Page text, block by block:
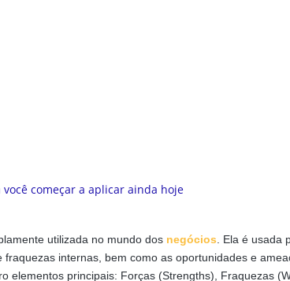
utilizada no mundo dos negócios . Ela é usada
fraquezas internas, bem como as oportunidades e
elementos principais: Forças (Strengths), Fraquezas